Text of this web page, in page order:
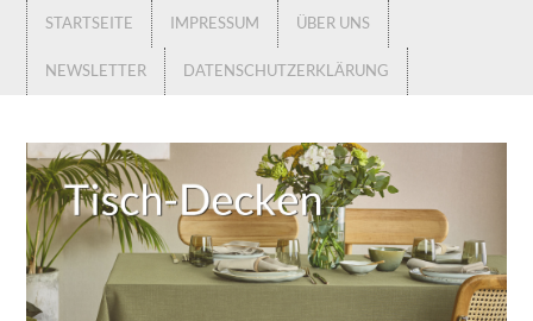
STARTSEITE IMPRESSUM ÜBER UNS
NEWSLETTER DATENSCHUTZERKLÄRUNG